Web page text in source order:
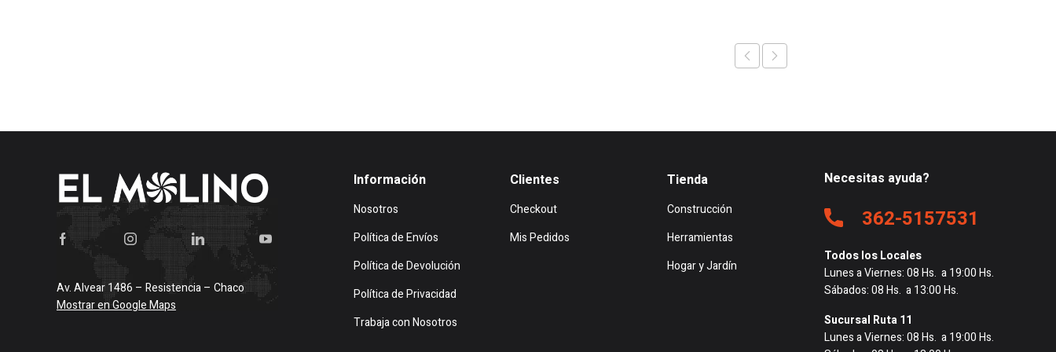
Av. Alvear 1486 – Resistencia – Chaco
Mostrar en Google Maps
Información
Nosotros
Política de Envíos
Política de Devolución
Política de Privacidad
Trabaja con Nosotros
Clientes
Checkout
Mis Pedidos
Tienda
Construcción
Herramientas
Hogar y Jardín
Necesitas ayuda?
362-5157531
Todos los Locales
Lunes a Viernes: 08 Hs. a 19:00 Hs.
Sábados: 08 Hs. a 13:00 Hs.
Sucursal Ruta 11
Lunes a Viernes: 08 Hs. a 19:00 Hs.